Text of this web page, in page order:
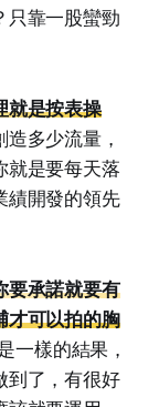
只靠一股蠻勁
就是按表操
多少流量，
就是要每天落
績開發的領先
要承諾就要有
才可以拍的胸
一樣的結果，
到了，有很好